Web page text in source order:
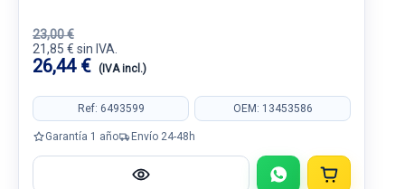
23,00 €
21,85 € sin IVA.
26,44 € (IVA incl.)
Ref: 6493599 OEM: 13453586
Garantía 1 año Envío 24-48h